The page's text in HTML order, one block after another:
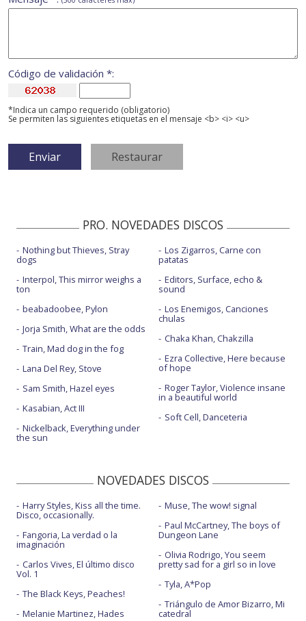
Código de validación *:
*Indica un campo requerido (obligatorio)
Se permiten las siguientes etiquetas en el mensaje <b> <i> <u>
PRO. NOVEDADES DISCOS
Nothing but Thieves, Stray
dogs
Interpol, This mirror weighs a
ton
beabadoobee, Pylon
Jorja Smith, What are the odds
Train, Mad dog in the fog
Lana Del Rey, Stove
Sam Smith, Hazel eyes
Kasabian, Act III
Nickelback, Everything under
the sun
Los Zigarros, Carne con
patatas
Editors, Surface, echo &
sound
Los Enemigos, Canciones
chulas
Chaka Khan, Chakzilla
Ezra Collective, Here because
of hope
Roger Taylor, Violence insane
in a beautiful world
Soft Cell, Danceteria
NOVEDADES DISCOS
Harry Styles, Kiss all the time.
Disco, occasionally.
Fangoria, La verdad o la
imaginación
Carlos Vives, El último disco
Vol. 1
The Black Keys, Peaches!
Melanie Martinez, Hades
Muse, The wow! signal
Paul McCartney, The boys of
Dungeon Lane
Olivia Rodrigo, You seem
pretty sad for a girl so in love
Tyla, A*Pop
Triángulo de Amor Bizarro, Mi
catedral